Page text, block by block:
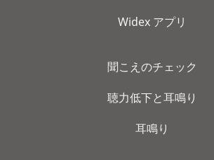
Widex アプリ
聞こえのチェック
聴力低下と耳鳴り
耳鳴り